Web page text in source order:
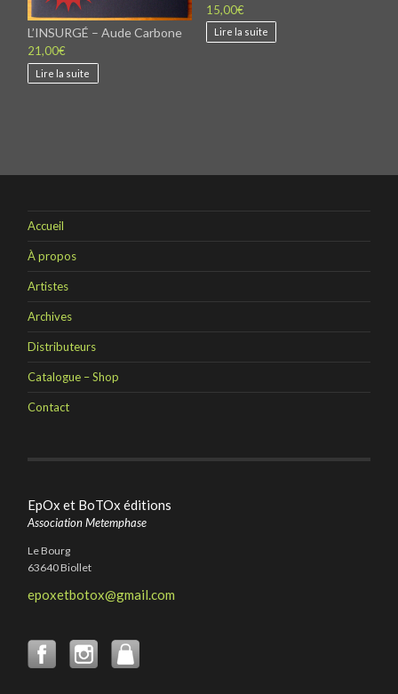
L’INSURGÉ – Aude Carbone
21,00€
Lire la suite
15,00€
Lire la suite
Accueil
À propos
Artistes
Archives
Distributeurs
Catalogue – Shop
Contact
EpOx et BoTOx éditions
Association Metemphase
Le Bourg
63640 Biollet
epoxetbotox@gmail.com